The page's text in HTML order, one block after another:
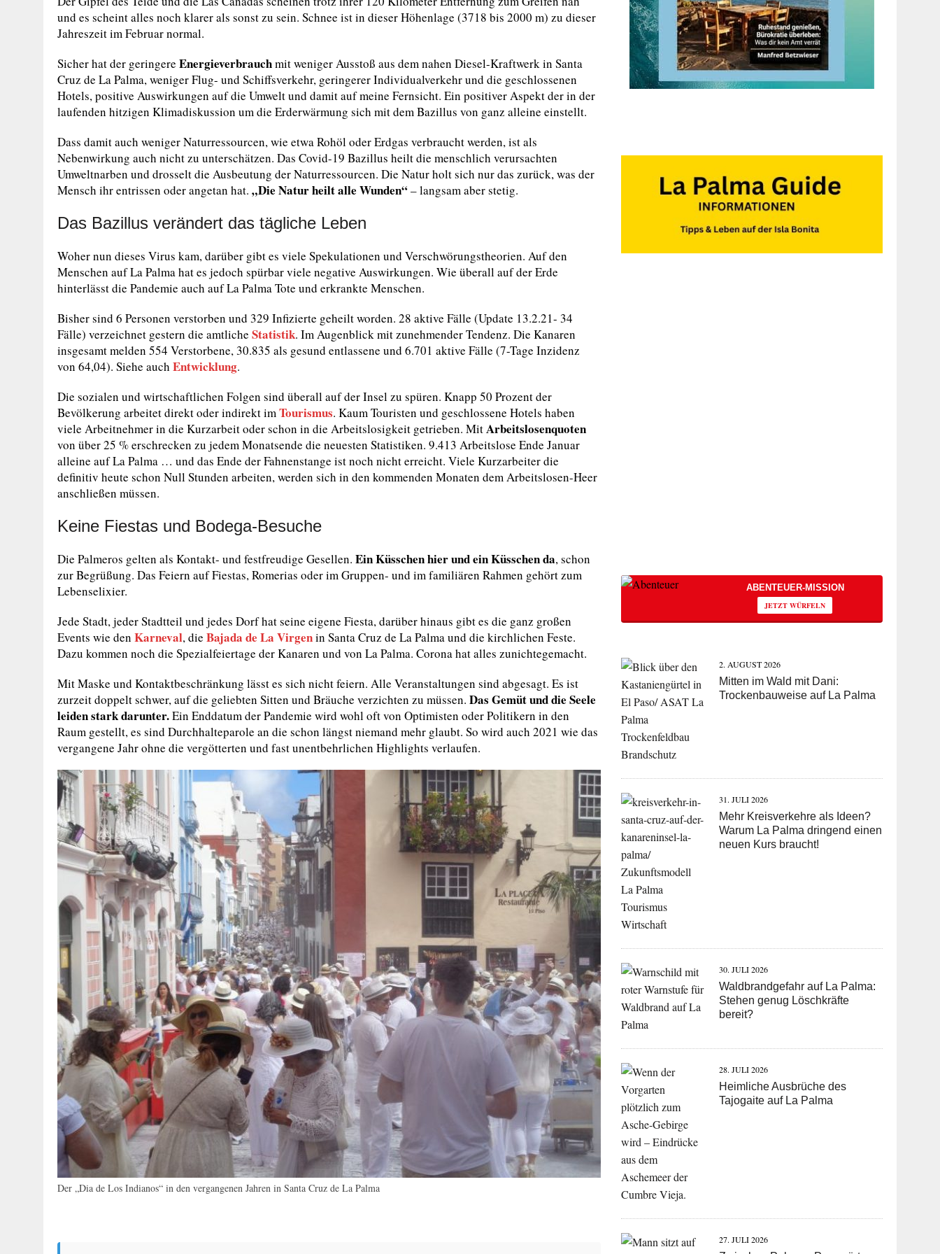
und es scheint alles noch klarer als sonst zu sein. Schnee ist in dieser Höhenlage (3718 bis 2000 m) zu dieser
Jahreszeit im Februar normal.
Sicher hat der geringere Energieverbrauchmit weniger Ausstoß aus dem nahen Diesel-Kraftwerk in Santa
Cruz de La Palma, weniger Flug- und Schiffsverkehr, geringerer Individualverkehr und die geschlossenen
Hotels, positive Auswirkungen auf die Umwelt und damit auf meine Fernsicht. Ein positiver Aspekt der in der
laufenden hitzigen Klimadiskussion um die Erderwärmung sich mit dem Bazillus von ganz alleine einstellt.
Dass damit auch weniger Naturressourcen, wie etwa Rohöl oder Erdgas verbraucht werden, ist als
Nebenwirkung auch nicht zu unterschätzen. Das Covid-19 Bazillus heilt die menschlich verursachten
Umweltnarben und drosselt die Ausbeutung der Naturressourcen. Die Natur holt sich nur das zurück, was der
Mensch ihr entrissen oder angetan hat. „Die Natur heilt alle Wunden“– langsam aber stetig.
Das Bazillus verändert das tägliche Leben
Woher nun dieses Virus kam, darüber gibt es viele Spekulationen und Verschwörungstheorien. Auf den
Menschen auf La Palma hat es jedoch spürbar viele negative Auswirkungen. Wie überall auf der Erde
hinterlässt die Pandemie auch auf La Palma Tote und erkrankte Menschen.
Bisher sind 6 Personen verstorben und 329 Infizierte geheilt worden. 28 aktive Fälle (Update 13.2.21- 34
Fälle) verzeichnet gestern die amtliche Statistik. Im Augenblick mit zunehmender Tendenz. Die Kanaren
insgesamt melden 554 Verstorbene, 30.835 als gesund entlassene und 6.701 aktive Fälle (7-Tage Inzidenz
von 64,04). Siehe auch Entwicklung.
Die sozialen und wirtschaftlichen Folgen sind überall auf der Insel zu spüren. Knapp 50 Prozent der
Bevölkerung arbeitet direkt oder indirekt imTourismus. Kaum Touristen und geschlossene Hotels haben
viele Arbeitnehmer in die Kurzarbeit oder schon in die Arbeitslosigkeit getrieben. MitArbeitslosenquoten
von über 25 % erschrecken zu jedem Monatsende die neuesten Statistiken. 9.413 Arbeitslose Ende Januar
alleine auf La Palma … und das Ende der Fahnenstange ist noch nicht erreicht. Viele Kurzarbeiter die
definitiv heute schon Null Stunden arbeiten, werden sich in den kommenden Monaten dem Arbeitslosen-Heer
anschließen müssen.
Keine Fiestas und Bodega-Besuche
Die Palmeros gelten als Kontakt- und festfreudige Gesellen. Ein Küsschen hier und ein Küsschen da, schon
zur Begrüßung. Das Feiern auf Fiestas, Romerias oder im Gruppen- und im familiären Rahmen gehört zum
Lebenselixier.
Jede Stadt, jeder Stadtteil und jedes Dorf hat seine eigene Fiesta, darüber hinaus gibt es die ganz großen
Events wie den Karneval, die Bajada de La Virgenin Santa Cruz de La Palma und die kirchlichen Feste.
Dazu kommen noch die Spezialfeiertage der Kanaren und von La Palma. Corona hat alles zunichtegemacht.
Mit Maske und Kontaktbeschränkung lässt es sich nicht feiern. Alle Veranstaltungen sind abgesagt. Es ist
zurzeit doppelt schwer, auf die geliebten Sitten und Bräuche verzichten zu müssen. Das Gemüt und die Seele
leiden stark darunter.Ein Enddatum der Pandemie wird wohl oft von Optimisten oder Politikern in den
Raum gestellt, es sind Durchhalteparole an die schon längst niemand mehr glaubt. So wird auch 2021 wie das
vergangene Jahr ohne die vergötterten und fast unentbehrlichen Highlights verlaufen.
Der „Dia de Los Indianos“ in den vergangenen Jahren in Santa Cruz de La Palma
ABENTEUER-MISSION
JETZT WÜRFELN
2. AUGUST 2026
Mitten im Wald mit Dani:
Trockenbauweise auf La Palma
31. JULI 2026
Mehr Kreisverkehre als Ideen?
Warum La Palma dringend einen
neuen Kurs braucht!
30. JULI 2026
Waldbrandgefahr auf La Palma:
Stehen genug Löschkräfte
bereit?
28. JULI 2026
Heimliche Ausbrüche des
Tajogaite auf La Palma
27. JULI 2026